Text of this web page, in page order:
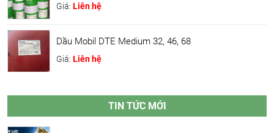
Giá: Liên hệ
Dầu Mobil DTE Medium 32, 46, 68
Giá: Liên hệ
TIN TỨC MỚI